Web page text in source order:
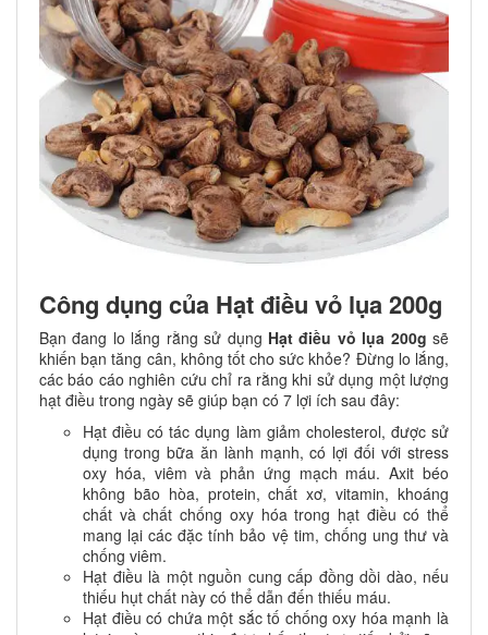
Công dụng của Hạt điều vỏ lụa 200g
Bạn đang lo lắng rằng sử dụng Hạt điều vỏ lụa 200g sẽ
khiến bạn tăng cân, không tốt cho sức khỏe? Đừng lo lắng,
các báo cáo nghiên cứu chỉ ra rằng khi sử dụng một lượng
hạt điều trong ngày sẽ giúp bạn có 7 lợi ích sau đây:
Hạt điều có tác dụng làm giảm cholesterol, được sử
dụng trong bữa ăn lành mạnh, có lợi đối với stress
oxy hóa, viêm và phản ứng mạch máu. Axit béo
không bão hòa, protein, chất xơ, vitamin, khoáng
chất và chất chống oxy hóa trong hạt điều có thể
mang lại các đặc tính bảo vệ tim, chống ung thư và
chống viêm.
Hạt điều là một nguồn cung cấp đồng dồi dào, nếu
thiếu hụt chất này có thể dẫn đến thiếu máu.
Hạt điều có chứa một sắc tố chống oxy hóa mạnh là